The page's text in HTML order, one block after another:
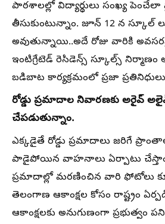
పాఠశాలల్లో విద్యార్థులు సంఖ్య
తీసుకుంటున్నాం. జూన్ 12 న స్కూల్
అవుతున్నాయి..అదే రోజు వారికి
ఇంటిగ్రేటెడ్ రెసిడెన్స్ స్కూల్స్ నిర్మాణం
బడిబాట కార్యక్రమంలో ప్రజా
రోడ్డు ప్రమాదాల నివారణకు అరైవ్
చేపడుతున్నాం.
ఎక్కడైతే రోడ్డు ప్రమాదాలు జరిగే
పాడైపోయిన వాహనాలు ఏర్పాటు
ప్రమాదాల్లో మరణించిన వారి ఫోటోలు
తెలంగాణ ఆకాంక్షల కోసం రాష్ట్రం
ఆకాంక్షలకు అనుగుణంగా ప్రభుత్వం